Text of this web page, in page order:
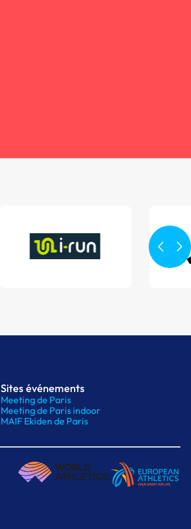
Sites événements
Meeting de Paris
Meeting de Paris indoor
MAIF Ekiden de Paris